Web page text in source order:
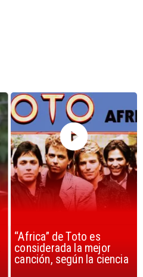
“Africa” de Toto es
considerada la mejor
canción, según la ciencia